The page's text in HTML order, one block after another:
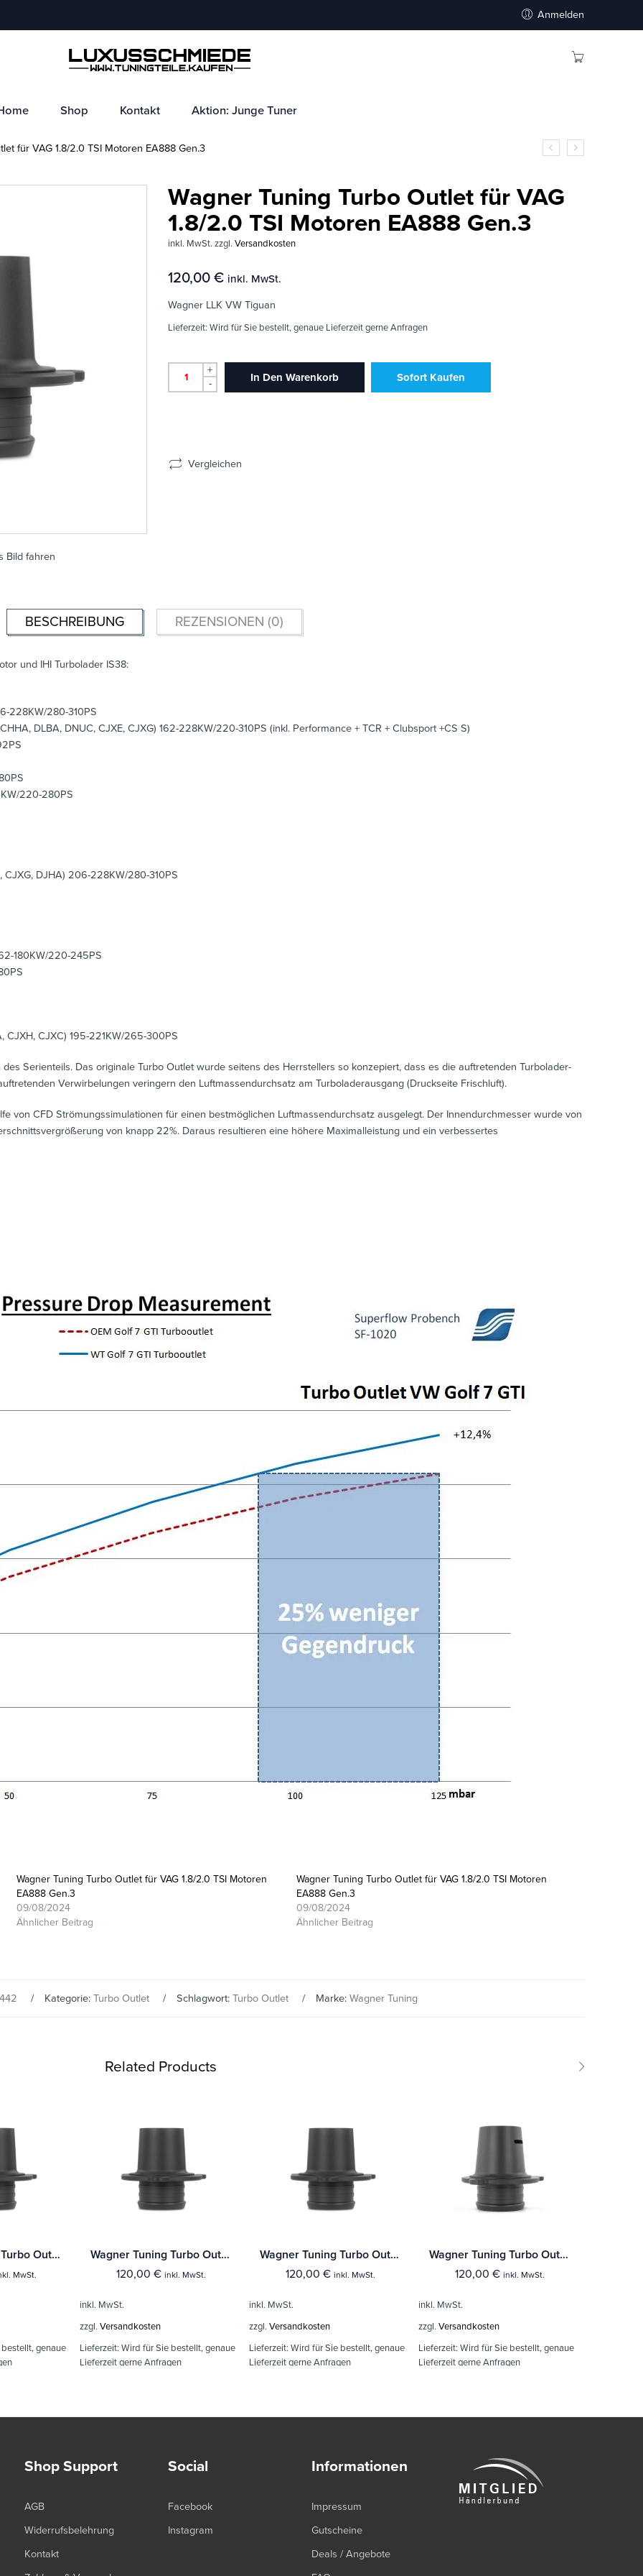
Anmelden
Shop Kontakt Aktion: Junge Tuner
für VAG 1.8/2.0 TSI Motoren EA888 Gen.3
Bild fahren
Wagner Tuning Turbo Outlet für VAG
1.8/2.0 TSI Motoren EA888 Gen.3
inkl. MwSt. zzgl. Versandkosten
120,00 € inkl. MwSt.
Wagner LLK VW Tiguan
Lieferzeit: Wird für Sie bestellt, genaue Lieferzeit gerne Anfragen
+
-
In Den Warenkorb Sofort Kaufen
Vergleichen
BESCHREIBUNG REZENSIONEN (0)
und IHI Turbolader IS38:
228KW/280-310PS
DLBA, DNUC, CJXE, CJXG) 162-228KW/220-310PS (inkl. Performance + TCR + Clubsport +CS S)
220-280PS
CJXG, DJHA) 206-228KW/280-310PS
180KW/220-245PS
CJXH, CJXC) 195-221KW/265-300PS
Serienteils. Das originale Turbo Outlet wurde seitens des Herrstellers so konzepiert, dass es die auftretenden Turbolader-
Verwirbelungen veringern den Luftmassendurchsatz am Turboladerausgang (Druckseite Frischluft).
von CFD Strömungssimulationen für einen bestmöglichen Luftmassendurchsatz ausgelegt. Der Innendurchmesser wurde von
von knapp 22%. Daraus resultieren eine höhere Maximalleistung und ein verbessertes
Wagner Tuning Turbo Outlet für VAG 1.8/2.0 TSI Motoren
EA888 Gen.3
09/08/2024
Ähnlicher Beitrag
Wagner Tuning Turbo Outlet für VAG 1.8/2.0 TSI Motoren
EA888 Gen.3
09/08/2024
Ähnlicher Beitrag
Kategorie: Turbo Outlet Schlagwort: Turbo Outlet Marke: Wagner Tuning
Related Products
Wagner Tuning Turbo Outlet für VAG 1.8/2.0 TSI Motoren EA888 Gen.3
MwSt.
genaue
Wagner Tuning Turbo Outlet für VAG 1.8/2.0 TSI Motoren EA888 Gen.3
120,00 € inkl. MwSt.
inkl. MwSt.
zzgl. Versandkosten
Lieferzeit: Wird für Sie bestellt, genaue
Lieferzeit gerne Anfragen
Wagner Tuning Turbo Outlet für VAG 1.8/2.0 TSI Motoren EA888 Gen.3
120,00 € inkl. MwSt.
inkl. MwSt.
zzgl. Versandkosten
Lieferzeit: Wird für Sie bestellt, genaue
Lieferzeit gerne Anfragen
Wagner Tuning Turbo Outlet für VAG 2.0 TSI Motoren EA888 Gen.4
120,00 € inkl. MwSt.
inkl. MwSt.
zzgl. Versandkosten
Lieferzeit: Wird für Sie bestellt, genaue
Lieferzeit gerne Anfragen
Shop Support
AGB
Widerrufsbelehrung
Kontakt
Social
Facebook
Instagram
Informationen
Impressum
Gutscheine
Deals / Angebote